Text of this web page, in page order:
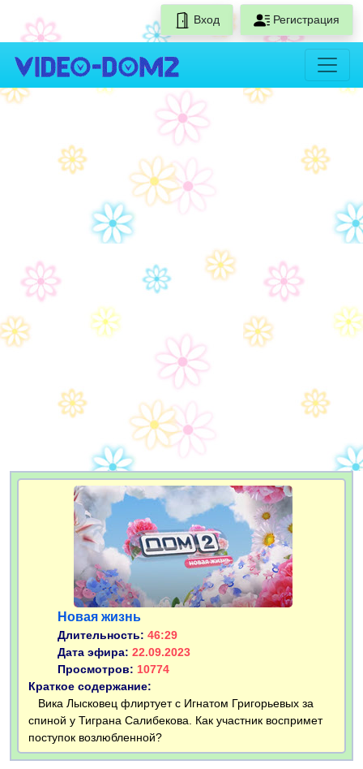
Вход Регистрация
Новая жизнь
Длительность: 46:29
Дата эфира: 22.09.2023
Просмотров: 10774
Краткое содержание:
Вика Лысковец флиртует с Игнатом Григорьевых за
спиной у Тиграна Салибекова. Как участник воспримет
поступок возлюбленной?